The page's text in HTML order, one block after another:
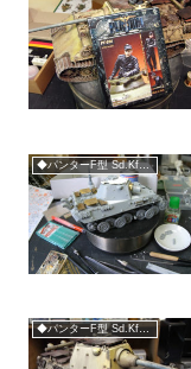
◆パンターF型 Sd.Kfz.171
◆パンターF型 Sd.Kfz.171